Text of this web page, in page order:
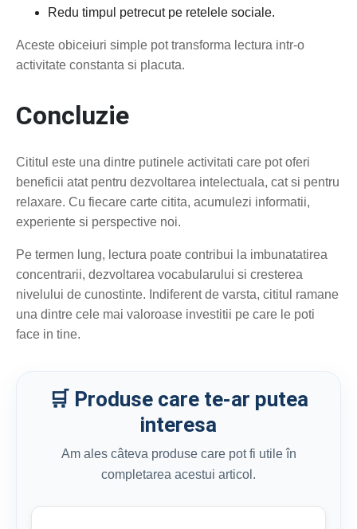
Redu timpul petrecut pe retelele sociale.
Aceste obiceiuri simple pot transforma lectura intr-o
activitate constanta si placuta.
Concluzie
Cititul este una dintre putinele activitati care pot oferi
beneficii atat pentru dezvoltarea intelectuala, cat si pentru
relaxare. Cu fiecare carte citita, acumulezi informatii,
experiente si perspective noi.
Pe termen lung, lectura poate contribui la imbunatatirea
concentrarii, dezvoltarea vocabularului si cresterea
nivelului de cunostinte. Indiferent de varsta, cititul ramane
una dintre cele mai valoroase investitii pe care le poti
face in tine.
🛒 Produse care te-ar putea
interesa
Am ales câteva produse care pot fi utile în
completarea acestui articol.